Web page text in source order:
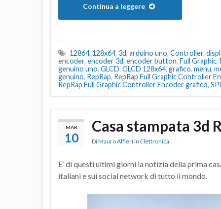
Continua a leggere
12864, 128x64, 3d, arduino uno, Controller,
encoder, encoder 3d, encoder button, Full Graphic,
genuino uno, GLCD, GLCD 128x64, grafico, menu,
genuino, RepRap, RepRap Full Graphic Controller
RepRap Full Graphic Controller Encoder grafico,
MAR
10
Casa stampata 3d
DiMauro Alfieri in Elettronica
E’ di questi ultimi giorni la notizia della prima
italiani e sui social network di tutto il mondo.